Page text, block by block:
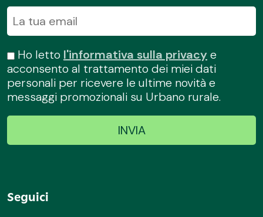
Ho letto l'informativa sulla privacye
acconsento al trattamento dei miei dati
personali per ricevere le ultime novità e
messaggi promozionali su Urbano rurale.
Seguici